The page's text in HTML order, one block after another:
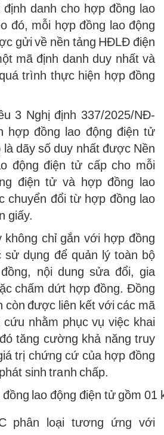
danh cho hợp đồng lao
đó, mỗi hợp đồng lao động
gửi về nền tảng HĐLĐ điện
mã định danh duy nhất và
trình thực hiện hợp đồng
3 Nghị định 337/2025/NĐ-
hợp đồng lao động điện tử
là dãy số duy nhất được Nền
động điện tử cấp cho mỗi
điện tử và hợp đồng lao
chuyển đổi từ hợp đồng lao
giấy.
không chỉ gắn với hợp đồng
dụng để quản lý toàn bộ
nội dung sửa đổi, gia
chấm dứt hợp đồng. Đồng
còn được liên kết với các mã
nhằm phục vụ việc khai
tăng cường khả năng truy
trị chứng cứ của hợp đồng
sinh tranh chấp.
lao động điện tử gồm
phân loại tương ứng với